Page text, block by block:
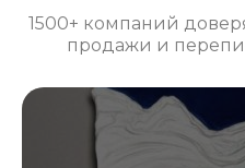
1500+ компаний
продажи и